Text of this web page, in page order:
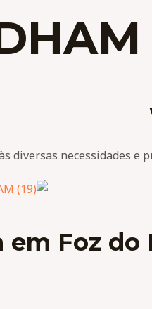
diversas necessidades e
Foz do